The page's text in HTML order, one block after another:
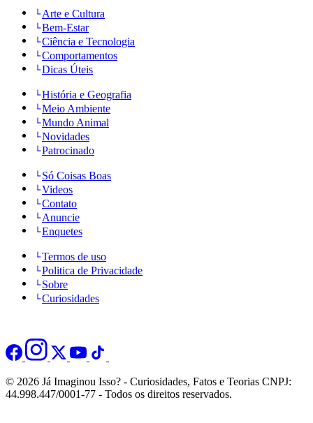
Arte e Cultura
Bem-Estar
Ciência e Tecnologia
Comportamentos
Dicas Úteis
História e Geografia
Meio Ambiente
Mundo Animal
Novidades
Patrocinado
Só Coisas Boas
Videos
Contato
Anuncie
Enquetes
Termos de uso
Politica de Privacidade
Sobre
Curiosidades
© 2026 Já Imaginou Isso? - Curiosidades, Fatos e Teorias CNPJ:
44.998.447/0001-77 - Todos os direitos reservados.